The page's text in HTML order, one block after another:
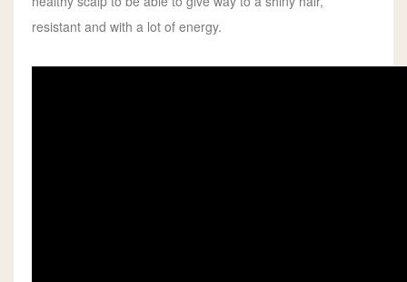
resistant and with a lot of energy.